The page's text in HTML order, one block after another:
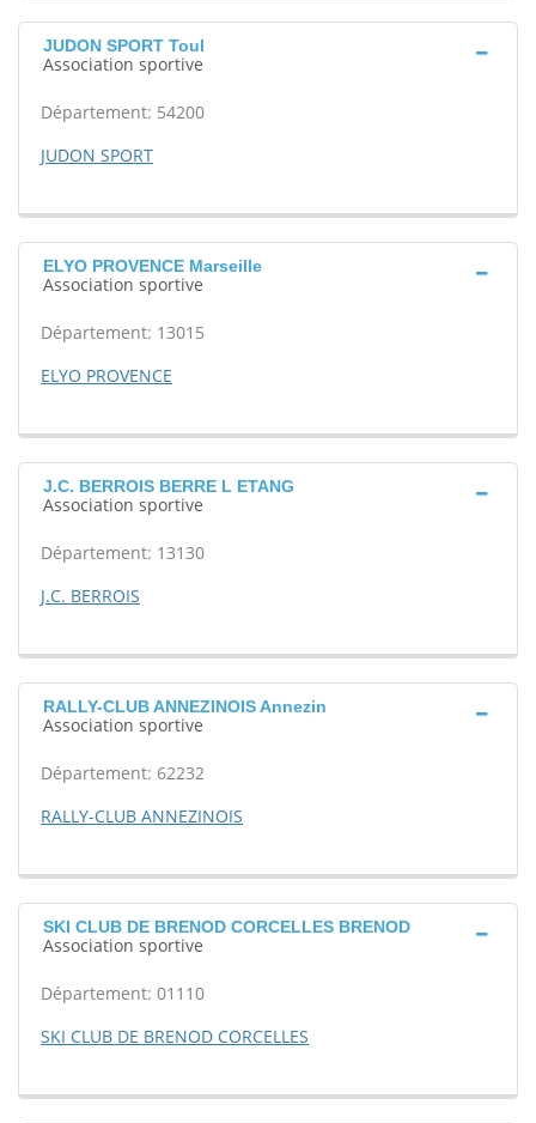
JUDON SPORT Toul
Association sportive
Département: 54200
JUDON SPORT
ELYO PROVENCE Marseille
Association sportive
Département: 13015
ELYO PROVENCE
J.C. BERROIS BERRE L ETANG
Association sportive
Département: 13130
J.C. BERROIS
RALLY-CLUB ANNEZINOIS Annezin
Association sportive
Département: 62232
RALLY-CLUB ANNEZINOIS
SKI CLUB DE BRENOD CORCELLES BRENOD
Association sportive
Département: 01110
SKI CLUB DE BRENOD CORCELLES